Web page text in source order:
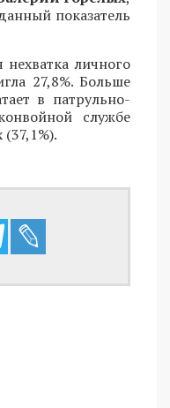
показатель
личного
27,8%. Больше
в патрульно-
службе